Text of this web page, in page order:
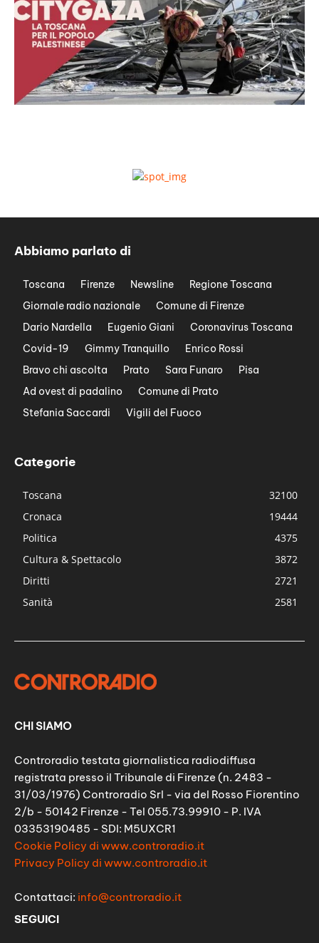
Abbiamo parlato di
Toscana Firenze Newsline
Regione Toscana
Giornale radio nazionale
Comune di Firenze
Dario Nardella
Eugenio Giani
Coronavirus Toscana
Covid-19
Gimmy Tranquillo
Enrico Rossi
Bravo chi ascolta
Prato Sara Funaro
Pisa
Ad ovest di padalino
Comune di Prato
Stefania Saccardi
Vigili del Fuoco
Categorie
Toscana
32100
Cronaca
19444
Politica
4375
Cultura & Spettacolo
3872
Diritti
2721
Sanità
2581
CHI SIAMO
Controradio testata giornalistica radiodiffusa
registrata presso il Tribunale di Firenze (n. 2483 -
31/03/1976) Controradio Srl - via del Rosso Fiorentino
2/b - 50142 Firenze - Tel 055.73.99910 - P. IVA
03353190485 - SDI: M5UXCR1
Cookie Policy di www.controradio.it
Privacy Policy di www.controradio.it
Contattaci: info@controradio.it
SEGUICI